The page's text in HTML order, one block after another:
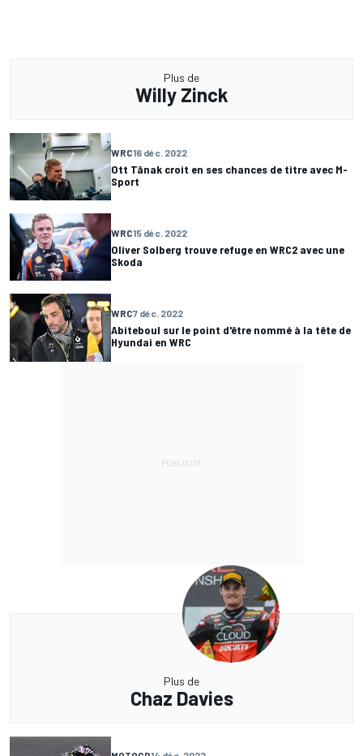
Plus de
Willy Zinck
WRC16 déc. 2022
Ott Tänak croit en ses chances de titre avec M-
Sport
WRC15 déc. 2022
Oliver Solberg trouve refuge en WRC2 avec une
Skoda
WRC7 déc. 2022
Abiteboul sur le point d'être nommé à la tête de
Hyundai en WRC
Plus de
Chaz Davies